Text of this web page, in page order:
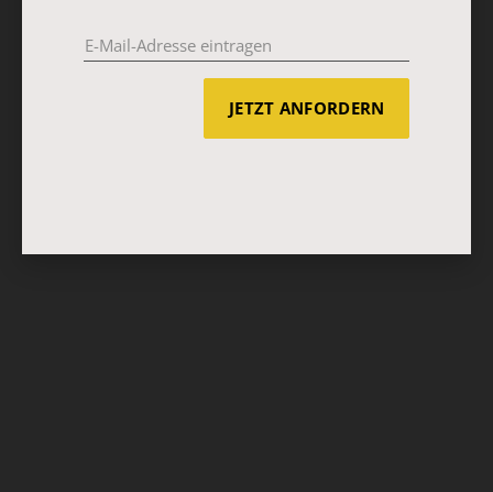
JETZT ANFORDERN